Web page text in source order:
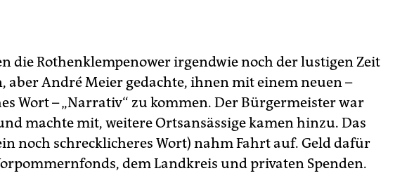
die Rothenklempenower irgendwie noch der lustigen Zeit
aber André Meier gedachte, ihnen mit einem neuen –
Wort – „Narrativ“ zu kommen. Der Bürgermeister war
machte mit, weitere Ortsansässige kamen hinzu. Das
noch schrecklicheres Wort) nahm Fahrt auf. Geld dafür
dem Landkreis und privaten Spenden.